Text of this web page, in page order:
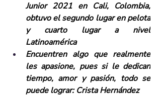
Junior 2021 en Cali, Colombia,
obtuvo el segundo lugar en pelota
y cuarto lugar a nivel
Latinoamérica
Encuentren algo que realmente
les apasione, pues si le dedican
tiempo, amor y pasión, todo se
puede lograr: Crista Hernández